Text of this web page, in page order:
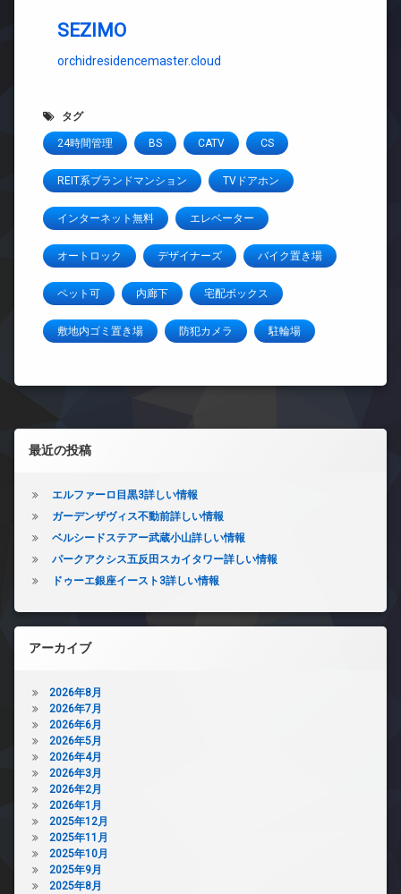
SEZIMO
orchidresidencemaster.cloud
タグ
24時間管理 BS CATV CS
REIT系ブランドマンション TVドアホン
インターネット無料 エレベーター
オートロック デザイナーズ バイク置き場
ペット可 内廊下 宅配ボックス
敷地内ゴミ置き場 防犯カメラ 駐輪場
左サイドバー
最近の投稿
エルファーロ目黒3詳しい情報
ガーデンザヴィス不動前詳しい情報
ベルシードステアー武蔵小山詳しい情報
パークアクシス五反田スカイタワー詳しい情報
ドゥーエ銀座イースト3詳しい情報
アーカイブ
2026年8月
2026年7月
2026年6月
2026年5月
2026年4月
2026年3月
2026年2月
2026年1月
2025年12月
2025年11月
2025年10月
2025年9月
2025年8月